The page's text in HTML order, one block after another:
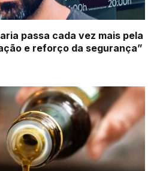
passa cada vez mais pela
e reforço da segurança”